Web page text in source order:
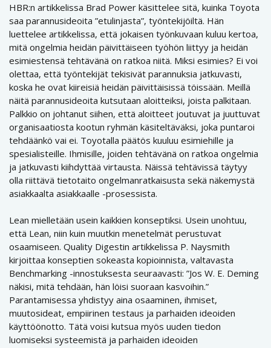
HBR:n artikkelissa Brad Power käsittelee sitä, kuinka Toyota
saa parannusideoita ”etulinjasta”, työntekijöiltä. Hän
luettelee artikkelissa, että jokaisen työnkuvaan kuluu kertoa,
mitä ongelmia heidän päivittäiseen työhön liittyy ja heidän
esimiestensä tehtävänä on ratkoa niitä. Miksi esimies? Ei voi
olettaa, että työntekijät tekisivät parannuksia jatkuvasti,
koska he ovat kiireisiä heidän päivittäisissä töissään. Meillä
näitä parannusideoita kutsutaan aloitteiksi, joista palkitaan.
Palkkio on johtanut siihen, että aloitteet joutuvat ja juuttuvat
organisaatiosta kootun ryhmän käsiteltäväksi, joka puntaroi
tehdäänkö vai ei. Toyotalla päätös kuuluu esimiehille ja
spesialisteille. Ihmisille, joiden tehtävänä on ratkoa ongelmia
ja jatkuvasti kiihdyttää virtausta. Näissä tehtävissä täytyy
olla riittävä tietotaito ongelmanratkaisusta sekä näkemystä
asiakkaalta asiakkaalle -prosessista.
Lean mielletään usein kaikkien konseptiksi. Usein unohtuu,
että Lean, niin kuin muutkin menetelmät perustuvat
osaamiseen. Quality Digestin artikkelissa P. Naysmith
kirjoittaa konseptien sokeasta kopioinnista, valtavasta
Benchmarking -innostuksesta seuraavasti: ”Jos W. E. Deming
näkisi, mitä tehdään, hän löisi suoraan kasvoihin.”
Parantamisessa yhdistyy aina osaaminen, ihmiset,
muutosideat, empiirinen testaus ja parhaiden ideoiden
käyttöönotto. Tätä voisi kutsua myös uuden tiedon
luomiseksi systeemistä ja parhaiden ideoiden